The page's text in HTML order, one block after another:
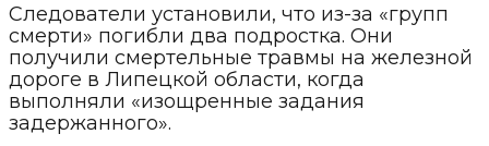
Следователи установили, что из-за «групп
смерти» погибли два подростка. Они
получили смертельные травмы на железной
дороге в Липецкой области, когда
выполняли «изощренные задания
задержанного».